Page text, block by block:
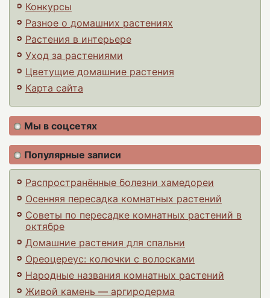
Конкурсы
Разное о домашних растениях
Растения в интерьере
Уход за растениями
Цветущие домашние растения
Карта сайта
Мы в соцсетях
Популярные записи
Распространённые болезни хамедореи
Осенняя пересадка комнатных растений
Советы по пересадке комнатных растений в
октябре
Домашние растения для спальни
Ореоцереус: колючки с волосками
Народные названия комнатных растений
Живой камень — аргиродерма